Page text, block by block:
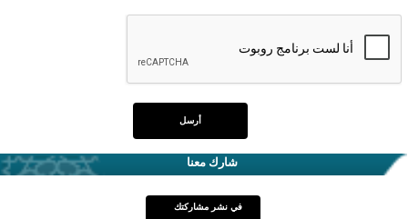
شارك معنا
في نشر مشاركتك